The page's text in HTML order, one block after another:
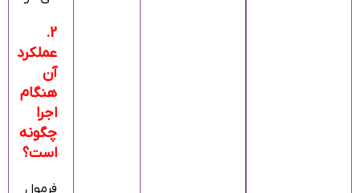
2.
عملکرد
آن
هنگام
اجرا
چگونه
است؟
فرمول